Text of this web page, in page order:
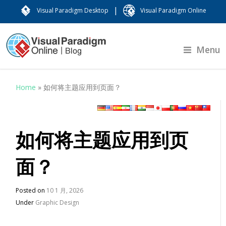
Visual Paradigm Desktop | Visual Paradigm Online
Menu
Home »如何将主题应用到页面？
如何将主题应用到页
面？
Posted on 10 1 月, 2026
Under Graphic Design